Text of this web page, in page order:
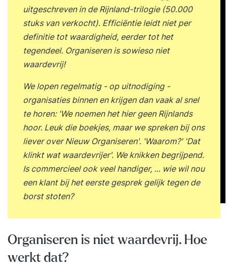
uitgeschreven in de Rijnland-trilogie (50.000
stuks van verkocht). Efficiëntie leidt niet per
definitie tot waardigheid, eerder tot het
tegendeel. Organiseren is sowieso niet
waardevrij!
We lopen regelmatig - op uitnodiging -
organisaties binnen en krijgen dan vaak al snel
te horen: 'We noemen het hier geen Rijnlands
hoor. Leuk die boekjes, maar we spreken bij ons
liever over Nieuw Organiseren'. 'Waarom?' 'Dat
klinkt wat waardevrijer'. We knikken begrijpend.
Is commercieel ook veel handiger, ... wie wil nou
een klant bij het eerste gesprek gelijk tegen de
borst stoten?
Organiseren is niet waardevrij. Hoe
werkt dat?